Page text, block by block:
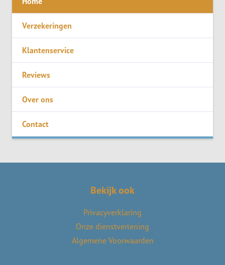
Verzekeringen
Klantenservice
Reviews
Over ons
Contact
Bekijk ook
Privacyverklaring
Onze dienstverlening
Algemene Voorwaarden